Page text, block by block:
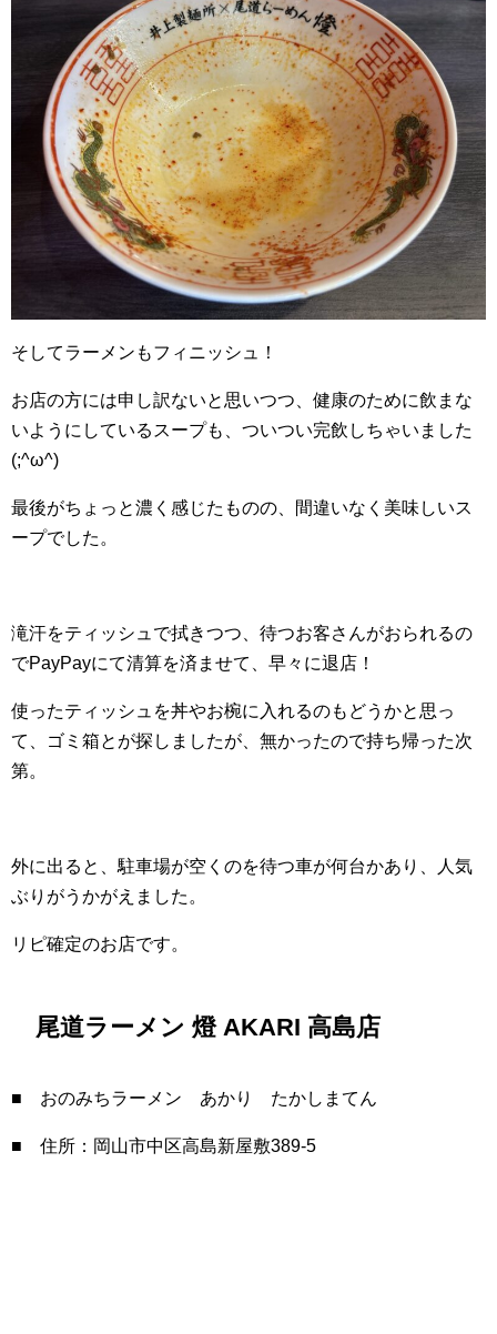
そしてラーメンもフィニッシュ！
お店の方には申し訳ないと思いつつ、健康のために飲まな
いようにしているスープも、ついつい完飲しちゃいました
(;^ω^)
最後がちょっと濃く感じたものの、間違いなく美味しいス
ープでした。
滝汗をティッシュで拭きつつ、待つお客さんがおられるの
でPayPayにて清算を済ませて、早々に退店！
使ったティッシュを丼やお椀に入れるのもどうかと思っ
て、ゴミ箱とが探しましたが、無かったので持ち帰った次
第。
外に出ると、駐車場が空くのを待つ車が何台かあり、人気
ぶりがうかがえました。
リピ確定のお店です。
尾道ラーメン 燈 AKARI 高島店
■ おのみちラーメン あかり たかしまてん
■ 住所：岡山市中区高島新屋敷389-5